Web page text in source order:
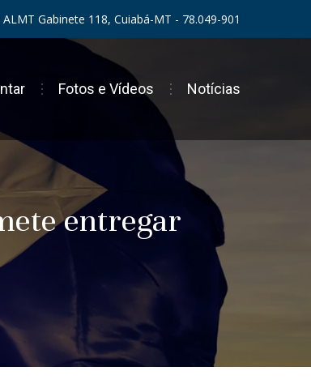
Gabinete 118, Cuiabá-MT - 78.049-901
Fotos e Vídeos Notícias
entregar